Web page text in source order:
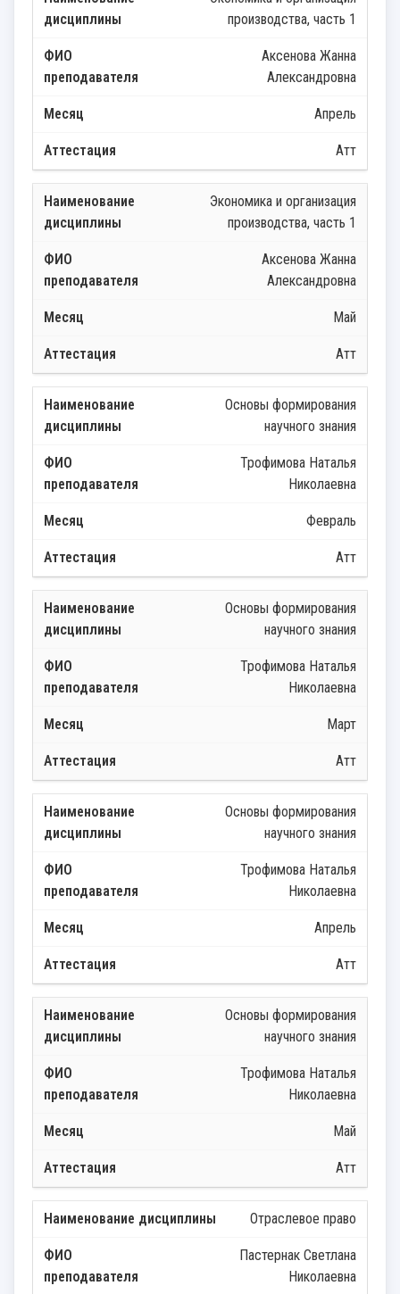
производства, часть 1
Аксенова Жанна
Александровна
Апрель
Атт
Экономика и организация
производства, часть 1
Аксенова Жанна
Александровна
Май
Атт
Основы формирования
научного знания
Трофимова Наталья
Николаевна
Февраль
Атт
Основы формирования
научного знания
Трофимова Наталья
Николаевна
Март
Атт
Основы формирования
научного знания
Трофимова Наталья
Николаевна
Апрель
Атт
Основы формирования
научного знания
Трофимова Наталья
Николаевна
Май
Атт
Отраслевое право
Пастернак Светлана
Николаевна